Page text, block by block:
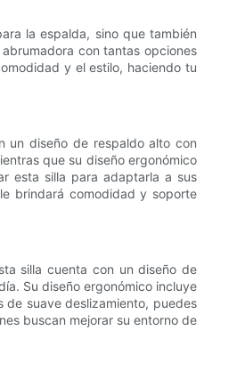
la espalda, sino que también
con tantas opciones
y el estilo, haciendo tu
un diseño de respaldo alto con
que su diseño ergonómico
esta silla para adaptarla a sus
brindará comodidad y soporte
silla cuenta con un diseño de
Su diseño ergonómico incluye
suave deslizamiento, puedes
buscan mejorar su entorno de